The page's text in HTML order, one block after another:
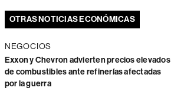
OTRAS NOTICIAS ECONÓMICAS
NEGOCIOS
Exxon y Chevron advierten precios elevados
de combustibles ante refinerías afectadas
por la guerra